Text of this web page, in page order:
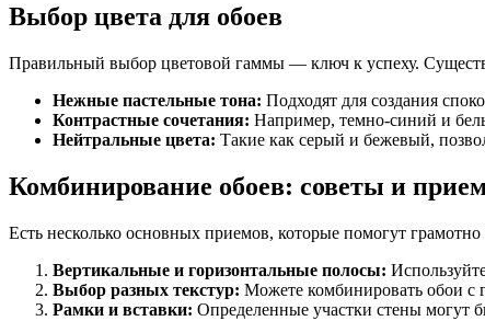
Выбор цвета для обоев
Правильный выбор цветовой гаммы — ключ к успеху.
Нежные пастельные тона: Подходят для создания
Контрастные сочетания: Например, темно-синий и
Нейтральные цвета: Такие как серый и бежевый,
Комбинирование обоев: советы и
Есть несколько основных приемов, которые помогут
Вертикальные и горизонтальные полосы:
Выбор разных текстур: Можете комбинировать обои с
Рамки и вставки: Определенные участки стены могут